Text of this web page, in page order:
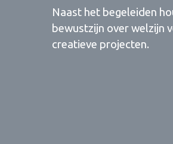
Naast het begeleiden
bewustzijn over welzijn
creatieve projecten.